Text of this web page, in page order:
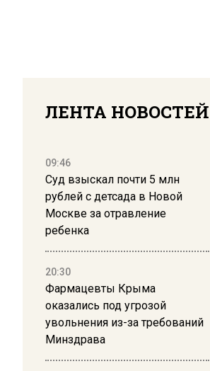
ЛЕНТА НОВОСТЕЙ
09:46
Суд взыскал почти 5 млн
рублей с детсада в Новой
Москве за отравление
ребенка
20:30
Фармацевты Крыма
оказались под угрозой
увольнения из-за требований
Минздрава